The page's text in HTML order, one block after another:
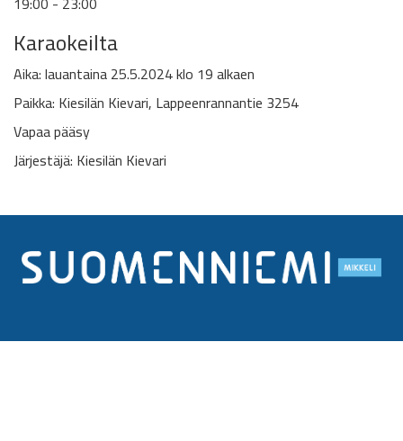
Karaokeilta
Aika: lauantaina 25.5.2024 klo 19 alkaen
Paikka: Kiesilän Kievari, Lappeenrannantie 3254
Vapaa pääsy
Järjestäjä: Kiesilän Kievari